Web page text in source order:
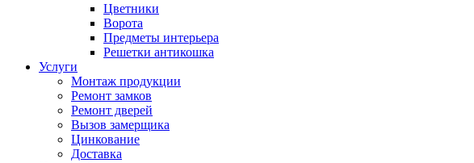
Цветники
Ворота
Предметы интерьера
Решетки антикошка
Услуги
Монтаж продукции
Ремонт замков
Ремонт дверей
Вызов замерщика
Цинкование
Доставка